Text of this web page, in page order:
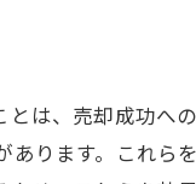
金対策の基本
は、売却成功へ
ります。これら